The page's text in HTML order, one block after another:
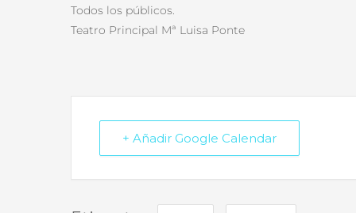
Todos los públicos.
Teatro Principal Mª Luisa Ponte
+ Añadir Google Calendar